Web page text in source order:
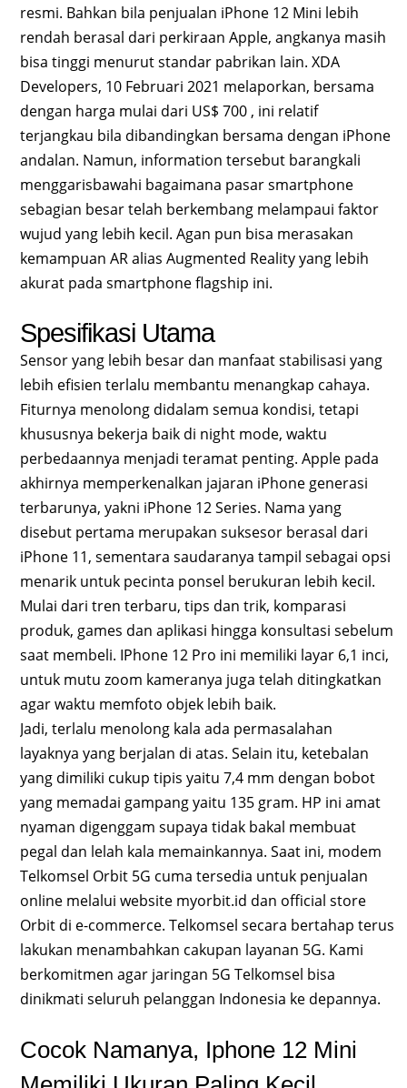
resmi. Bahkan bila penjualan iPhone 12 Mini lebih
rendah berasal dari perkiraan Apple, angkanya masih
bisa tinggi menurut standar pabrikan lain. XDA
Developers, 10 Februari 2021 melaporkan, bersama
dengan harga mulai dari US$ 700 , ini relatif
terjangkau bila dibandingkan bersama dengan iPhone
andalan. Namun, information tersebut barangkali
menggarisbawahi bagaimana pasar smartphone
sebagian besar telah berkembang melampaui faktor
wujud yang lebih kecil. Agan pun bisa merasakan
kemampuan AR alias Augmented Reality yang lebih
akurat pada smartphone flagship ini.
Spesifikasi Utama
Sensor yang lebih besar dan manfaat stabilisasi yang
lebih efisien terlalu membantu menangkap cahaya.
Fiturnya menolong didalam semua kondisi, tetapi
khususnya bekerja baik di night mode, waktu
perbedaannya menjadi teramat penting. Apple pada
akhirnya memperkenalkan jajaran iPhone generasi
terbarunya, yakni iPhone 12 Series. Nama yang
disebut pertama merupakan suksesor berasal dari
iPhone 11, sementara saudaranya tampil sebagai opsi
menarik untuk pecinta ponsel berukuran lebih kecil.
Mulai dari tren terbaru, tips dan trik, komparasi
produk, games dan aplikasi hingga konsultasi sebelum
saat membeli. IPhone 12 Pro ini memiliki layar 6,1 inci,
untuk mutu zoom kameranya juga telah ditingkatkan
agar waktu memfoto objek lebih baik.
Jadi, terlalu menolong kala ada permasalahan
layaknya yang berjalan di atas. Selain itu, ketebalan
yang dimiliki cukup tipis yaitu 7,4 mm dengan bobot
yang memadai gampang yaitu 135 gram. HP ini amat
nyaman digenggam supaya tidak bakal membuat
pegal dan lelah kala memainkannya. Saat ini, modem
Telkomsel Orbit 5G cuma tersedia untuk penjualan
online melalui website myorbit.id dan official store
Orbit di e-commerce. Telkomsel secara bertahap terus
lakukan menambahkan cakupan layanan 5G. Kami
berkomitmen agar jaringan 5G Telkomsel bisa
dinikmati seluruh pelanggan Indonesia ke depannya.
Cocok Namanya, Iphone 12 Mini